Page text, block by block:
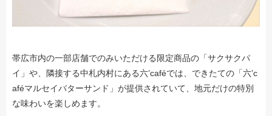
帯広市内の一部店舗でのみいただける限定商品の「サクサクパ
イ」や、隣接する中札内村にある六’caféでは、できたての「六’c
aféマルセイバターサンド」が提供されていて、地元だけの特別
な味わいを楽しめます。